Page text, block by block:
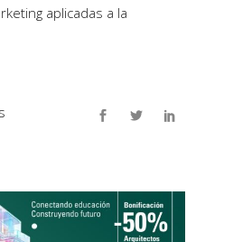
aplicadas a la